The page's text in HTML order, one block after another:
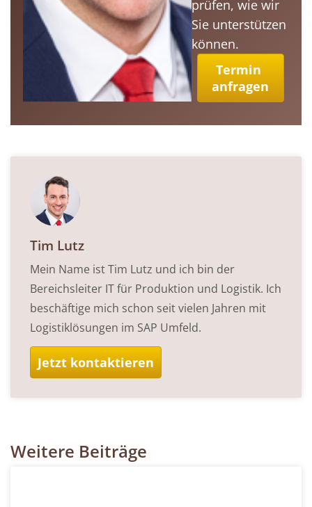
prüfen, wie wir
Sie unterstützen
können.
Termin
anfragen
Tim Lutz
Mein Name ist Tim Lutz und ich bin der
Bereichsleiter IT für Produktion und Logistik. Ich
beschäftige mich schon seit vielen Jahren mit
Logistiklösungen im SAP Umfeld.
Jetzt kontaktieren
Weitere Beiträge